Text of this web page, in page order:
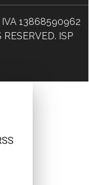
13868590962
ISP